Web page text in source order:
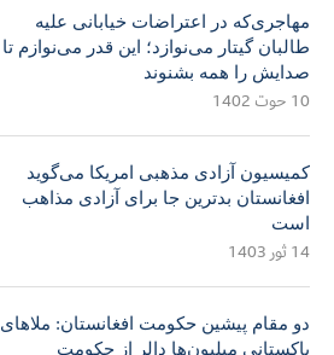
مهاجری‌که در اعتراضات خیابانی علیه
طالبان گیتار می‌نوازد؛ این قدر می‌نوازم تا
صدایش را همه بشنوند
10 حوت 1402
کمیسیون آزادی مذهبی امریکا می‌گوید
افغانستان بدترین جا برای آزادی مذاهب
است
14 ثور 1403
دو مقام پیشین حکومت افغانستان: ملاهای
پاکستانی میلیون‌ها دالر از حکومت